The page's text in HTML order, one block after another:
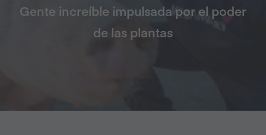
Gente increíble impulsada por el poder
de las plantas